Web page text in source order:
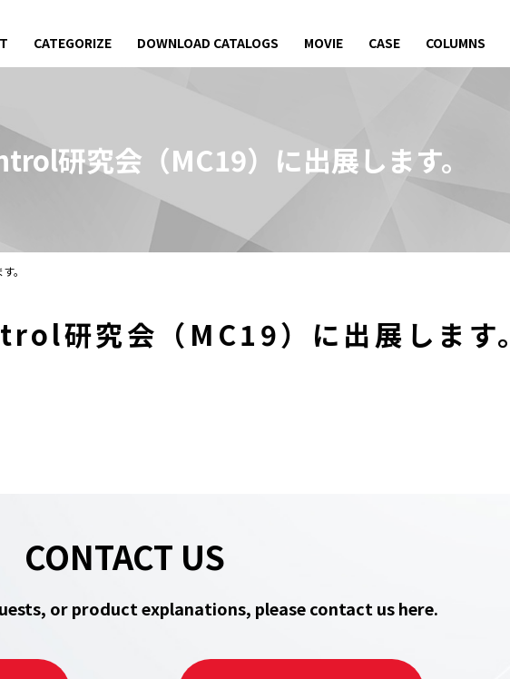
研究会（MC19）に出展します。
。
研究会（MC19）に出展します。
CATEGORIZE DOWNLOAD CATALOGS MOVIE CASE COLUMNS
CONTACT US
or product explanations, please contact us here.